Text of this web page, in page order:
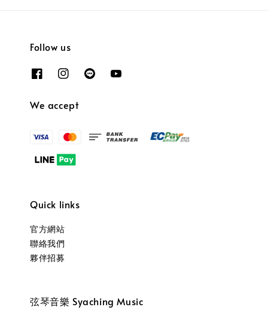
Follow us
We accept
Quick links
官方網站
聯絡我們
夥伴招募
弦琴音樂 Syaching Music